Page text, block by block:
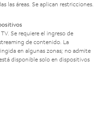
las áreas. Se aplican restricciones.
Se requiere el ingreso de
de contenido. La
en algunas zonas; no admite
disponible solo en dispositivos